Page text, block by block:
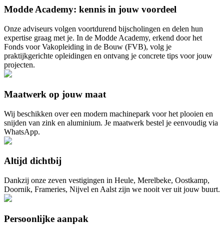
Modde Academy: kennis in jouw voordeel
Onze adviseurs volgen voortdurend bijscholingen en delen hun
expertise graag met je. In de Modde Academy, erkend door het
Fonds voor Vakopleiding in de Bouw (FVB), volg je
praktijkgerichte opleidingen en ontvang je concrete tips voor jouw
projecten.
Maatwerk op jouw maat
Wij beschikken over een modern machinepark voor het plooien en
snijden van zink en aluminium. Je maatwerk bestel je eenvoudig via
WhatsApp.
Altijd dichtbij
Dankzij onze zeven vestigingen in Heule, Merelbeke, Oostkamp,
Doornik, Frameries, Nijvel en Aalst zijn we nooit ver uit jouw buurt.
Persoonlijke aanpak